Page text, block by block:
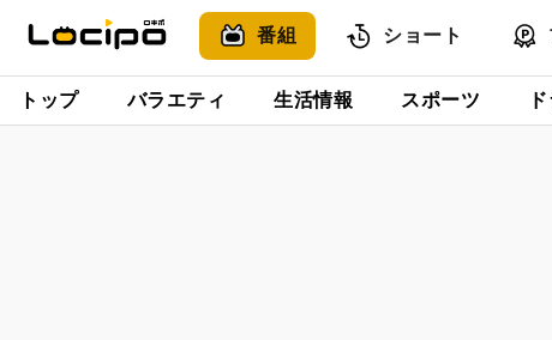
番組 ショート
トップ バラエティ 生活情報 スポーツ